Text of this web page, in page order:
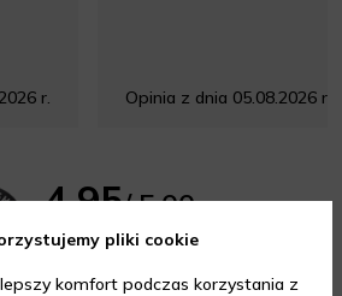
r. Opinia z dnia 05.08.2026 r.
4.95/ 5.00
pliki cookie
komfort podczas korzystania z